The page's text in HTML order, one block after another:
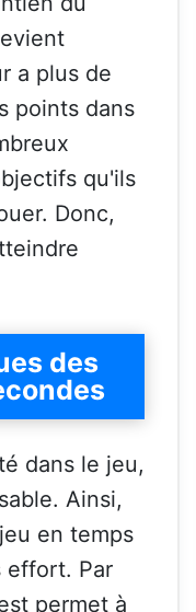
a plus de
points dans
qu'ils
Donc,
des
dans le jeu,
Ainsi,
en temps
effort. Par
permet à